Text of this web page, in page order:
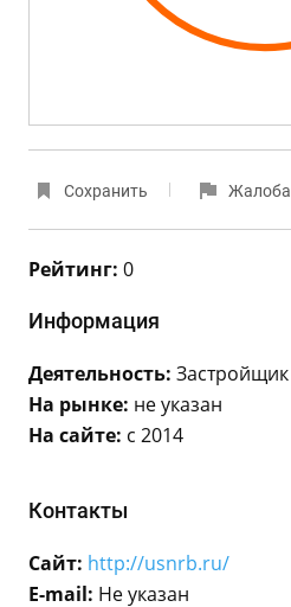
Сохранить Жалоба
Рейтинг: 0
Информация
Деятельность: Застройщик
На рынке: не указан
На сайте: с 2014
Контакты
Сайт: http://usnrb.ru/
E-mail: Не указан